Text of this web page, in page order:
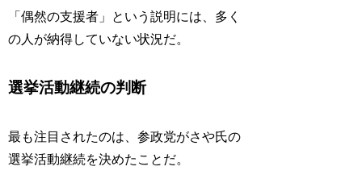
「偶然の支援者」という説明には、多く
の人が納得していない状況だ。
選挙活動継続の判断
最も注目されたのは、参政党がさや氏の
選挙活動継続を決めたことだ。